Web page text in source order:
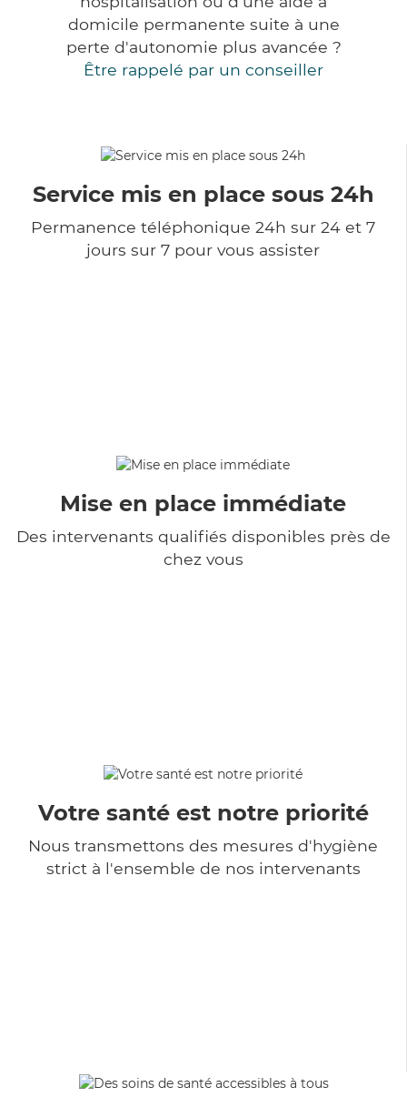
domicile permanente suite à une
perte d'autonomie plus avancée ?
Être rappelé par un conseiller
Service mis en place sous 24h
Permanence téléphonique 24h sur 24 et 7
jours sur 7 pour vous assister
Mise en place immédiate
Des intervenants qualifiés disponibles près de
chez vous
Votre santé est notre priorité
Nous transmettons des mesures d'hygiène
strict à l'ensemble de nos intervenants